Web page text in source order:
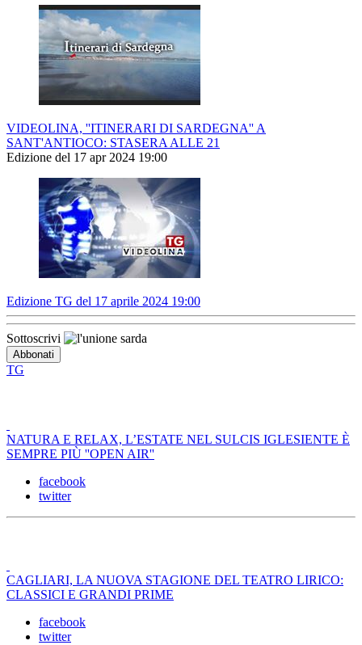
VIDEOLINA, ''ITINERARI DI SARDEGNA'' A
SANT'ANTIOCO: STASERA ALLE 21
Edizione del 17 apr 2024 19:00
Edizione TG del 17 aprile 2024 19:00
Sottoscrivi
TG
NATURA E RELAX, L’ESTATE NEL SULCIS IGLESIENTE È
SEMPRE PIÙ ''OPEN AIR''
facebook
twitter
CAGLIARI, LA NUOVA STAGIONE DEL TEATRO LIRICO:
CLASSICI E GRANDI PRIME
facebook
twitter